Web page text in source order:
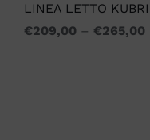
LINEA LETTO
€209,00 – €265,00